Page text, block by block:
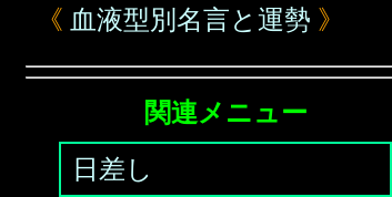
《 血液型別名言と運勢 》
関連メニュー
日差し